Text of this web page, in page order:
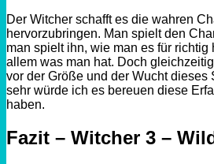
Der Witcher schafft es die wahren
hervorzubringen. Man spielt den
man spielt ihn, wie man es für richtig
allem was man hat. Doch
vor der Größe und der Wucht dieses
sehr würde ich es bereuen diese
haben.
Fazit – Witcher 3 –